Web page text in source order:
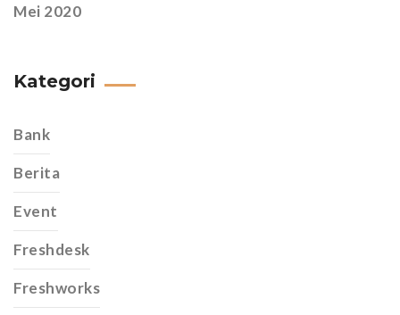
Mei 2020
Kategori
Bank
Berita
Event
Freshdesk
Freshworks